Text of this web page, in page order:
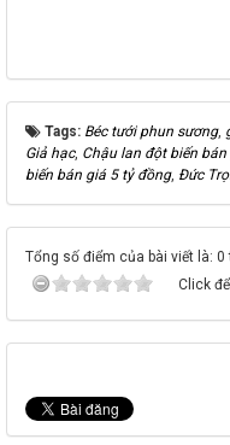
Tags: Béc tưới phun sương,
Giả hạc, Chậu lan đột biến
biến bán giá 5 tỷ đồng, Đức
Tổng số điểm của bài viết là:
Click